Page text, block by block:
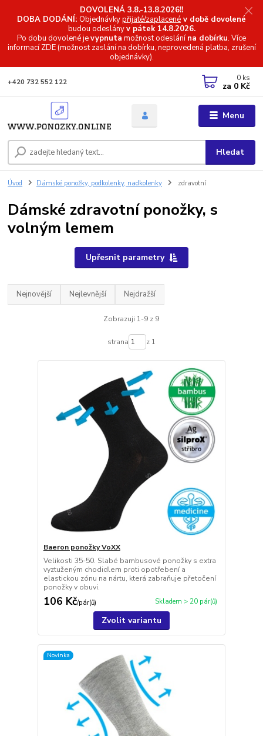
DOVOLENÁ 3.8.-13.8.2026!!
DOBA DODÁNÍ: Objednávkypřijaté/zaplacené v době dovolené
budou odeslányv pátek 14.8.2026.
Po dobu dovolené jevypnuta možnost odeslánína dobírku. Více
informacíZDE (možnost zaslání na dobírku, neprovedená platba, zrušení
objednávky).
Menu
Hledat
+420 732 552 122 0 ks
za 0 Kč
Úvod Dámské ponožky, podkolenky, nadkolenky zdravotní
Dámské zdravotní ponožky, s
volným lemem
Upřesnit parametry
Nejnovější Nejlevnější Nejdražší
Zobrazuji 1-9 z 9
strana z 1
Baeron ponožky VoXX
Velikosti 35-50. Slabé bambusové ponožky s extra
vyztuženým chodidlem proti opotřebení a
elastickou zónu na nártu, která zabraňuje přetočení
ponožky v obuvi.
106 Kč/pár(ů) Skladem > 20 pár(ů)
Zvolit variantu
Novinka